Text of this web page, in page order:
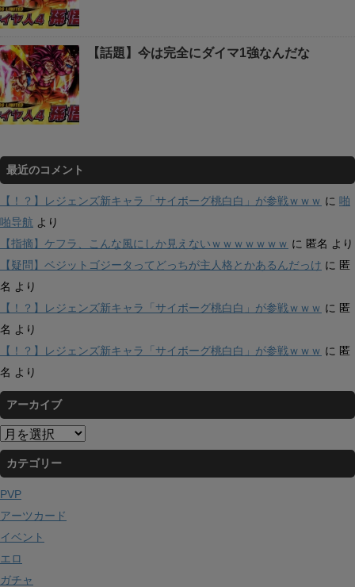
【話題】今は完全にダイマ1強なんだな
最近のコメント
【！？】レジェンズ新キャラ「サイボーグ桃白白」が参戦ｗｗｗ に 啪
啪导航 より
【指摘】ケフラ、こんな風にしか見えないｗｗｗｗｗｗｗ に 匿名 より
【疑問】ベジットゴジータってどっちが主人格とかあるんだっけ に 匿
名 より
【！？】レジェンズ新キャラ「サイボーグ桃白白」が参戦ｗｗｗ に 匿
名 より
【！？】レジェンズ新キャラ「サイボーグ桃白白」が参戦ｗｗｗ に 匿
名 より
アーカイブ
ア
ー
カ
イ
ブ
カテゴリー
PVP
アーツカード
イベント
エロ
ガチャ